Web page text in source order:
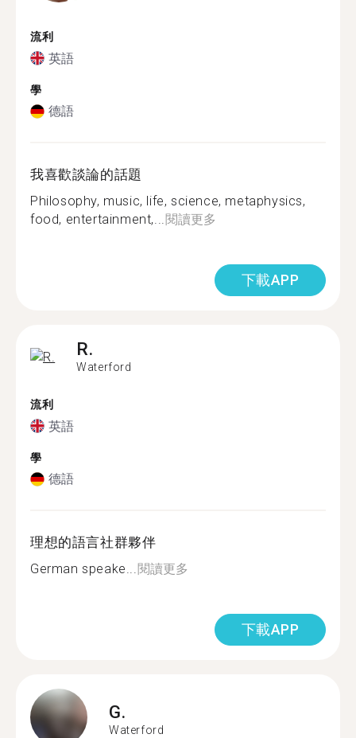
流利
英語
學
德語
我喜歡談論的話題
Philosophy, music, life, science, metaphysics,
food, entertainment,...閱讀更多
下載APP
R.
Waterford
流利
英語
學
德語
理想的語言社群夥伴
German speake...閱讀更多
下載APP
G.
Waterford